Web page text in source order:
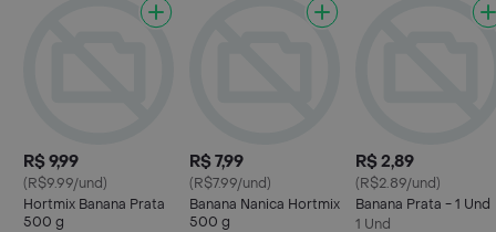
R$ 9,99
(R$9.99/und)
Hortmix Banana Prata
500 g
R$ 7,99
(R$7.99/und)
Banana Nanica Hortmix
500 g
R$ 2,89
(R$2.89/und)
Banana Prata - 1 Und
1 Und